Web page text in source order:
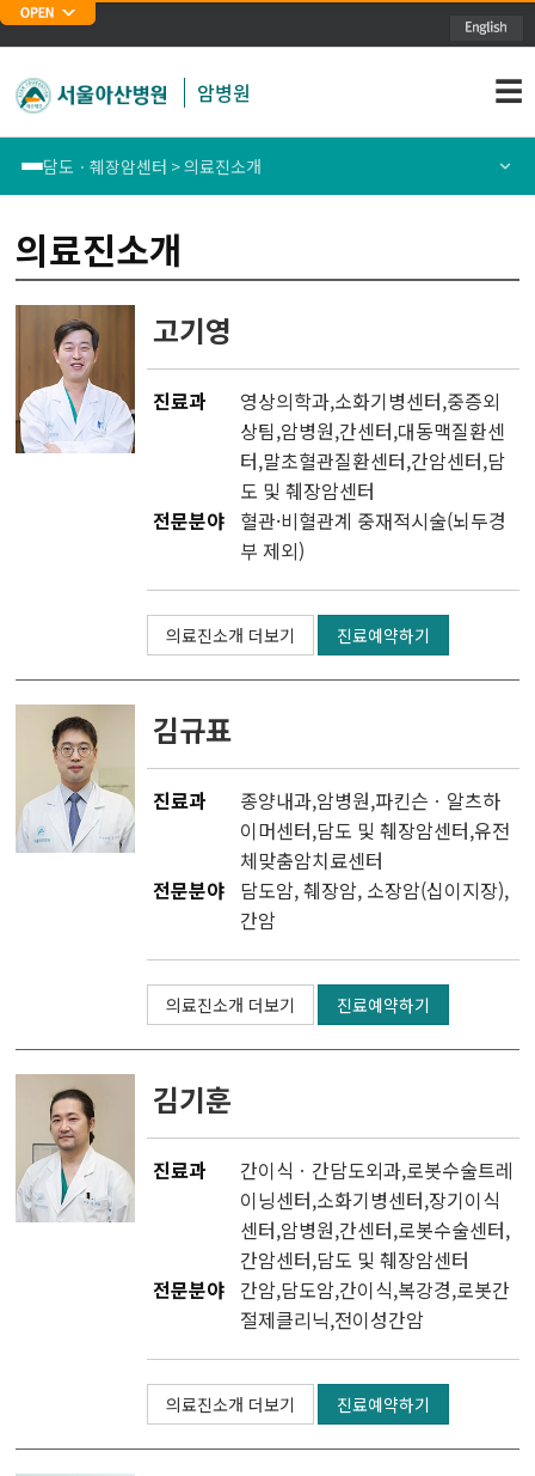
주메뉴 바로가기
본문 바로가기
암병원 ☰
담도ㆍ췌장암센터 > 의료진소개
위암센터
식도암센터
대장암센터
담도ㆍ췌장암센터
비뇨기암센터
혈액암ㆍ골수이식센터
유전체맞춤암치료센터
CAR T 센터
테라노스틱스센터
의료진소개
암정보
의료진소개
고기영
진료과 영상의학과,소화기병센터,중증외
상팀,암병원,간센터,대동맥질환센
터,말초혈관질환센터,간암센터,담
도 및 췌장암센터
전문분야 혈관·비혈관계 중재적시술(뇌두경
부 제외)
의료진소개 더보기 진료예약하기
김규표
진료과 종양내과,암병원,파킨슨ㆍ알츠하
이머센터,담도 및 췌장암센터,유전
체맞춤암치료센터
전문분야 담도암, 췌장암, 소장암(십이지장),
간암
의료진소개 더보기 진료예약하기
김기훈
진료과 간이식ㆍ간담도외과,로봇수술트레
이닝센터,소화기병센터,장기이식
센터,암병원,간센터,로봇수술센터,
간암센터,담도 및 췌장암센터
전문분야 간암,담도암,간이식,복강경,로봇간
절제클리닉,전이성간암
의료진소개 더보기 진료예약하기